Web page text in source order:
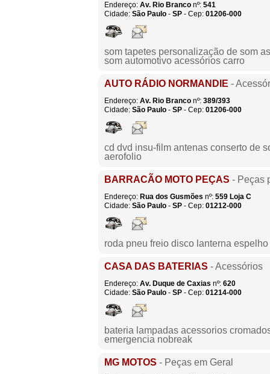
Endereço: Av. Rio Branco nº: 541
Cidade: São Paulo - SP - Cep: 01206-000
som tapetes personalização de som
som automotivo acessórios carro
AUTO RÁDIO NORMANDIE -
Endereço: Av. Rio Branco nº: 389/393
Cidade: São Paulo - SP - Cep: 01206-000
cd dvd insu-film antenas conserto de
aerofolio
BARRACÃO MOTO PEÇAS - Peças
Endereço: Rua dos Gusmões nº: 559 Loja C
Cidade: São Paulo - SP - Cep: 01212-000
roda pneu freio disco lanterna
CASA DAS BATERIAS - Acessórios
Endereço: Av. Duque de Caxias nº: 620
Cidade: São Paulo - SP - Cep: 01214-000
bateria lampadas acessorios
emergencia nobreak
MG MOTOS - Peças em Geral